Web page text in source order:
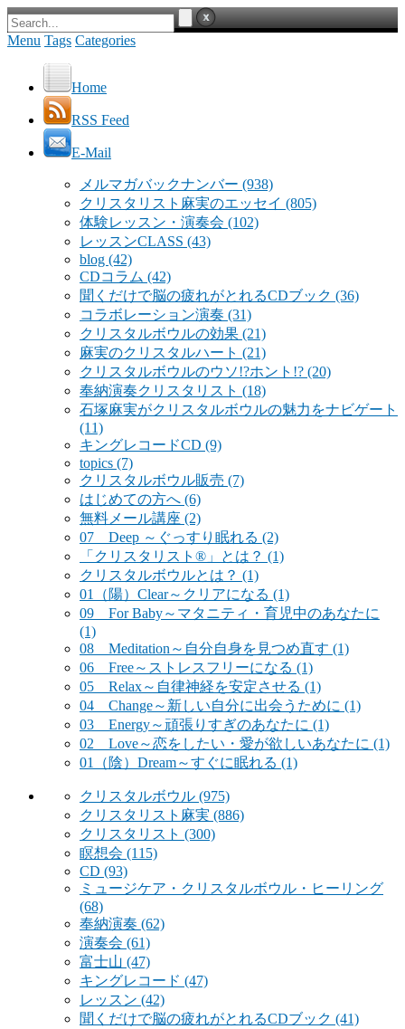
Menu Tags Categories
Home
RSS Feed
E-Mail
メルマガバックナンバー (938)
クリスタリスト麻実のエッセイ (805)
体験レッスン・演奏会 (102)
レッスンCLASS (43)
blog (42)
CDコラム (42)
聞くだけで脳の疲れがとれるCDブック (36)
コラボレーション演奏 (31)
クリスタルボウルの効果 (21)
麻実のクリスタルハート (21)
クリスタルボウルのウソ!?ホント!? (20)
奉納演奏クリスタリスト (18)
石塚麻実がクリスタルボウルの魅力をナビゲート
(11)
キングレコードCD (9)
topics (7)
クリスタルボウル販売 (7)
はじめての方へ (6)
無料メール講座 (2)
07 Deep ～ぐっすり眠れる (2)
「クリスタリスト®」とは？ (1)
クリスタルボウルとは？ (1)
01（陽）Clear～クリアになる (1)
09 For Baby～マタニティ・育児中のあなたに
(1)
08 Meditation～自分自身を見つめ直す (1)
06 Free～ストレスフリーになる (1)
05 Relax～自律神経を安定させる (1)
04 Change～新しい自分に出会うために (1)
03 Energy～頑張りすぎのあなたに (1)
02 Love～恋をしたい・愛が欲しいあなたに (1)
01（陰）Dream～すぐに眠れる (1)
クリスタルボウル (975)
クリスタリスト麻実 (886)
クリスタリスト (300)
瞑想会 (115)
CD (93)
ミュージケア・クリスタルボウル・ヒーリング
(68)
奉納演奏 (62)
演奏会 (61)
富士山 (47)
キングレコード (47)
レッスン (42)
聞くだけで脳の疲れがとれるCDブック (41)